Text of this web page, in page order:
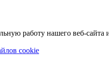
работу нашего веб-сайта
cookie